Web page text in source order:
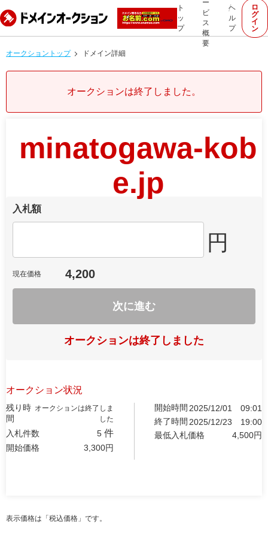
ト
ッ
プ
ー
ビ
ス
概
要
ヘ
ル
プ
ロ
グ
イ
ン
オークショントップ ドメイン詳細
オークションは終了しました。
minatogawa-kob
e.jp
入札額
円
現在価格 4,200
次に進む
オークションは終了しました
オークション状況
残り時
間
オークションは終了しま
した
入札件数 5 件
開始価格 3,300円
開始時間 2025/12/01
09:01
終了時間 2025/12/23
19:00
最低入札価格
4,500円
表示価格は「税込価格」です。